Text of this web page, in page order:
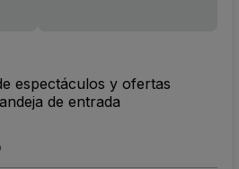
espectáculos y ofertas
de entrada